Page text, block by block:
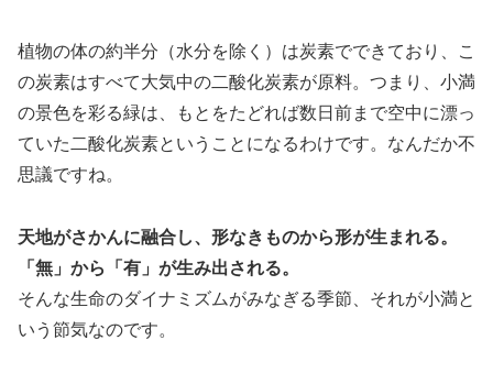
植物の体の約半分（水分を除く）は炭素でできており、こ
の炭素はすべて大気中の二酸化炭素が原料。つまり、小満
の景色を彩る緑は、もとをたどれば数日前まで空中に漂っ
ていた二酸化炭素ということになるわけです。なんだか不
思議ですね。
天地がさかんに融合し、形なきものから形が生まれる。
「無」から「有」が生み出される。
そんな生命のダイナミズムがみなぎる季節、それが小満と
いう節気なのです。